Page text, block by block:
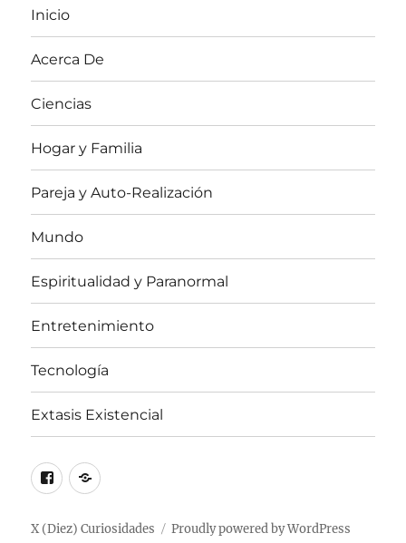
Inicio
Acerca De
Ciencias
Hogar y Familia
Pareja y Auto-Realización
Mundo
Espiritualidad y Paranormal
Entretenimiento
Tecnología
Extasis Existencial
Facebook
X
Twitter
X (Diez) Curiosidades Proudly powered by WordPress